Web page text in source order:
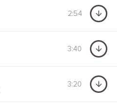
2:54
3:40
3:20